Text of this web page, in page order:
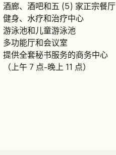
酒廊、酒吧和五 (5) 家正宗餐厅
健身、水疗和治疗中心
游泳池和儿童游泳池
多功能厅和会议室
提供全套秘书服务的商务中心
（上午 7 点-晚上 11 点）